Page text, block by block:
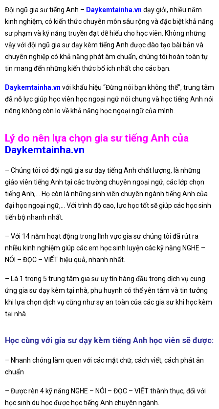
Đội ngũ gia sư tiếng Anh – Daykemtainha.vn dạy giỏi, nhiều năm
kinh nghiệm, có kiến thức chuyên môn sâu rộng và đặc biệt khả năng
sư phạm và kỹ năng truyền đạt dễ hiểu cho học viên. Không những
vậy với đội ngũ gia sư dạy kèm tiếng Anh được đào tạo bài bản và
chuyên nghiệp có khả năng phát âm chuẩn, chúng tôi hoàn toàn tự
tin mang đến những kiến thức bổ ích nhất cho các bạn.
Daykemtainha.vn với khẩu hiệu “Đừng nói bạn không thể”, trung tâm
đã nỗ lực giúp học viên học ngoại ngữ nói chung và học tiếng Anh nói
riêng không còn lo về khả năng học ngoại ngữ của mình.
Lý do nên lựa chọn gia sư tiếng Anh của
Daykemtainha.vn
– Chúng tôi có đội ngũ gia sư dạy tiếng Anh chất lượng, là những
giáo viên tiếng Anh tại các trường chuyên ngoại ngữ, các lớp chọn
tiếng Anh,… Họ còn là những sinh viên chuyên ngành tiếng Anh của
đại học ngoại ngữ,… Với trình độ cao, lực học tốt sẽ giúp các học sinh
tiến bộ nhanh nhất.
– Với 14 năm hoạt động trong lĩnh vực gia sư chúng tôi đã rút ra
nhiều kinh nghiệm giúp các em học sinh luyện các kỹ năng NGHE –
NÓI – ĐỌC – VIẾT hiệu quả, nhanh nhất.
– Là 1 trong 5 trung tâm gia sư uy tín hàng đầu trong dịch vụ cung
ứng gia sư dạy kèm tại nhà, phụ huynh có thể yên tâm và tin tưởng
khi lựa chọn dịch vụ cũng như sự an toàn của các gia sư khi học kèm
tại nhà.
Học cùng với gia sư dạy kèm tiếng Anh học viên sẽ được:
– Nhanh chóng làm quen với các mặt chữ, cách viết, cách phát ân
chuẩn
– Được rèn 4 kỹ năng NGHE – NÓI – ĐỌC – VIẾT thành thục, đối với
học sinh du học được học tiếng Anh chuyên ngành.